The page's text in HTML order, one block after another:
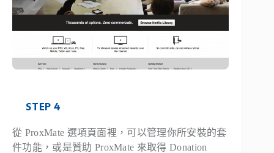
STEP 4
從 ProxMate 選項頁面裡，可以管理你所安裝的套
件功能，或是贊助 ProxMate 來取得 Donation